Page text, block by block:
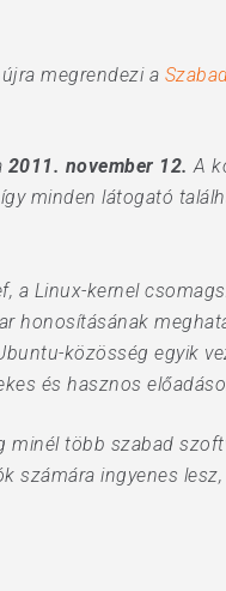
megrendezi a
2011. november 12. A
minden látogató
a Linux-kernel
honosításának
közösség egyik
és hasznos
több szabad
számára ingyenes